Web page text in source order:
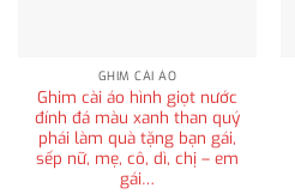
GHIM CÀI ÁO
Ghim cài áo hình giọt nước
đính đá màu xanh than quý
phái làm quà tặng bạn gái,
sếp nữ, mẹ, cô, dì, chị – em
gái…